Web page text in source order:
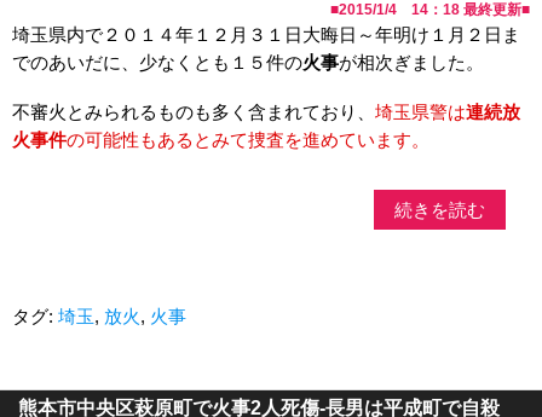
■2015/1/4 14：18 最終更新■
埼玉県内で２０１４年１２月３１日大晦日～年明け１月２日ま
でのあいだに、少なくとも１５件の火事が相次ぎました。
不審火とみられるものも多く含まれており、 埼玉県警は連続放
火事件の可能性もあるとみて捜査を進めています。
続きを読む
タグ: 埼玉, 放火, 火事
熊本市中央区萩原町で火事2人死傷-長男は平成町で自殺